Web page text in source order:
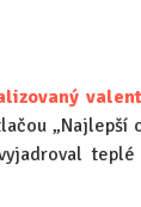
„Najlepší